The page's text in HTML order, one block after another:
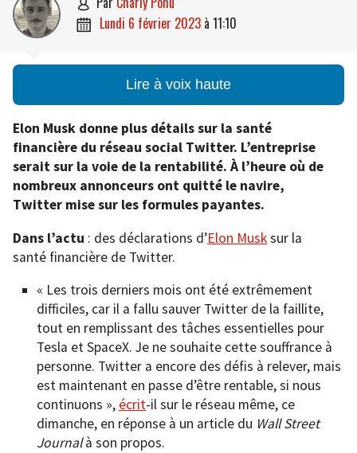

 lundi 6 février 2023 à 11:10
Lire à voix haute
Elon Musk donne plus détails sur la santé
financière du réseau social Twitter. L’entreprise
serait sur la voie de la rentabilité. À l’heure où de
nombreux annonceurs ont quitté le navire,
Twitter mise sur les formules payantes.
Dans l’actu : des déclarations d’Elon Musksur la
santé financière de Twitter.
« Les trois derniers mois ont été extrêmement
difficiles, car il a fallu sauver Twitter de la faillite,
tout en remplissant des tâches essentielles pour
Tesla et SpaceX. Je ne souhaite cette souffrance à
personne. Twitter a encore des défis à relever, mais
est maintenant en passe d’être rentable, si nous
continuons », écrit-il sur le réseau même, ce
dimanche, en réponse à un article du Wall Street
Journalà son propos.